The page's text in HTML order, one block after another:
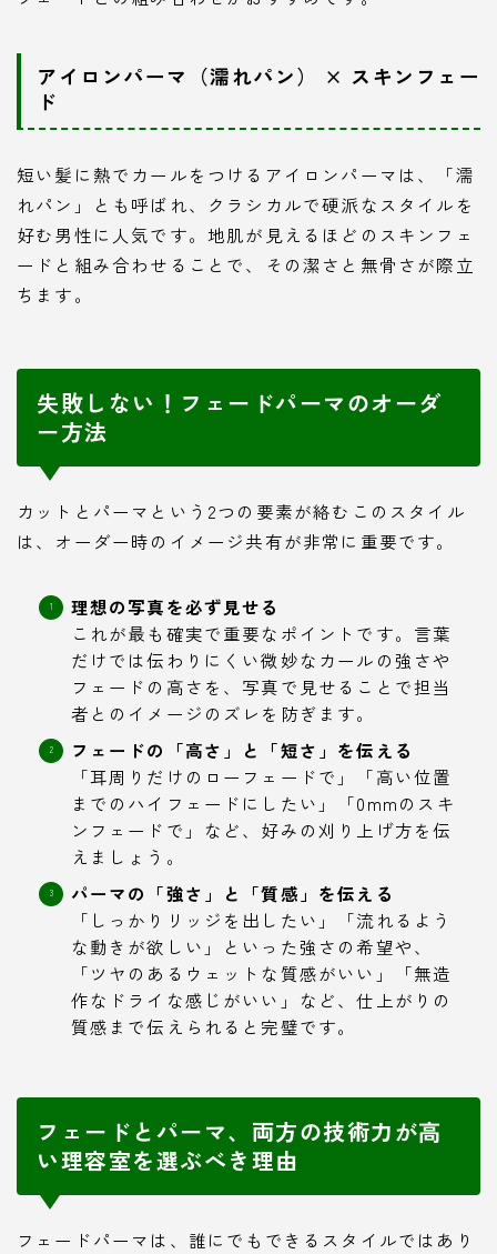
アイロンパーマ（濡れパン） × スキンフェー
ド
短い髪に熱でカールをつけるアイロンパーマは、「濡
れパン」とも呼ばれ、クラシカルで硬派なスタイルを
好む男性に人気です。地肌が見えるほどのスキンフェ
ードと組み合わせることで、その潔さと無骨さが際立
ちます。
失敗しない！フェードパーマのオーダ
ー方法
カットとパーマという2つの要素が絡むこのスタイル
は、オーダー時のイメージ共有が非常に重要です。
理想の写真を必ず見せる
これが最も確実で重要なポイントです。言葉
だけでは伝わりにくい微妙なカールの強さや
フェードの高さを、写真で見せることで担当
者とのイメージのズレを防ぎます。
フェードの「高さ」と「短さ」を伝える
「耳周りだけのローフェードで」「高い位置
までのハイフェードにしたい」「0mmのスキ
ンフェードで」など、好みの刈り上げ方を伝
えましょう。
パーマの「強さ」と「質感」を伝える
「しっかりリッジを出したい」「流れるよう
な動きが欲しい」といった強さの希望や、
「ツヤのあるウェットな質感がいい」「無造
作なドライな感じがいい」など、仕上がりの
質感まで伝えられると完璧です。
フェードとパーマ、両方の技術力が高
い理容室を選ぶべき理由
フェードパーマは、誰にでもできるスタイルではあり